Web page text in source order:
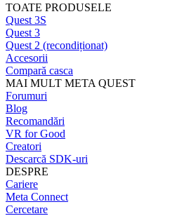
TOATE PRODUSELE
Quest 3S
Quest 3
Quest 2 (recondiționat)
Accesorii
Compară casca
MAI MULT META QUEST
Forumuri
Blog
Recomandări
VR for Good
Creatori
Descarcă SDK-uri
DESPRE
Cariere
Meta Connect
Cercetare